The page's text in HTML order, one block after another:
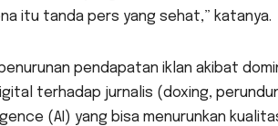
itu tanda pers yang sehat,” katanya.
pendapatan iklan akibat
terhadap jurnalis (doxing,
(AI) yang bisa menurunkan